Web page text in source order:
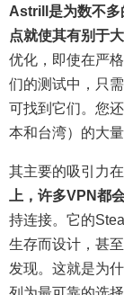
Astrill是为数不多
点就使其有别于
优化，即使在严
们的测试中，只
可找到它们。您
本和台湾）的大
其主要的吸引力在
上，许多VPN都
持连接。它的
生存而设计，甚
发现。这就是为